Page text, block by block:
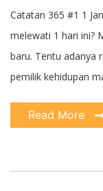
Catatan 365 #1 1
melewati 1 hari ini?
baru. Tentu adanya
pemilik kehidupan
Read More